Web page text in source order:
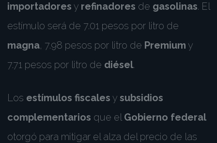
importadores y refinadores de gasolinas. El
estímulo será de 7.01 pesos por litro de
magna, 7.98 pesos por litro de Premium y
7.71 pesos por litro de diésel.
Los estímulos fiscales y subsidios
complementarios que el Gobierno federal
otorgó para mitigar el alza del precio de las